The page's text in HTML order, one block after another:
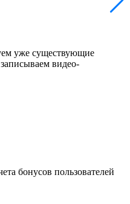
уже существующие
видео-
бонусов пользователей